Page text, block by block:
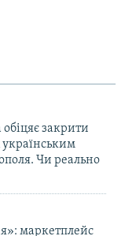
обіцяє закрити
Чи реально
маркетплейс